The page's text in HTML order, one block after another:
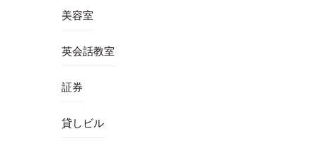
美容室
英会話教室
証券
貸しビル